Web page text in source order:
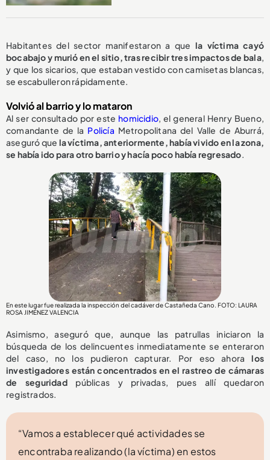
Habitantes del sector manifestaron a que la víctima cayó
bocabajo y murió en el sitio, tras recibir tres impactos de bala,
y que los sicarios, que estaban vestido con camisetas blancas,
se escabulleron rápidamente.
Volvió al barrio y lo mataron
Al ser consultado por este homicidio, el general Henry Bueno,
comandante de la Policía Metropolitana del Valle de Aburrá,
aseguró que la víctima, anteriormente, había vivido en la zona,
se había ido para otro barrio y hacía poco había regresado.
En este lugar fue realizada la inspección del cadáver de Castañeda Cano. FOTO: LAURA
ROSA JIMÉNEZ VALENCIA
Asimismo, aseguró que, aunque las patrullas iniciaron la
búsqueda de los delincuentes inmediatamente se enteraron
del caso, no los pudieron capturar. Por eso ahoralos
investigadores están concentrados en el rastreo de cámaras
de seguridad públicas y privadas, pues allí quedaron
registrados.
“Vamos a establecer qué actividades se
encontraba realizando (la víctima) en estos